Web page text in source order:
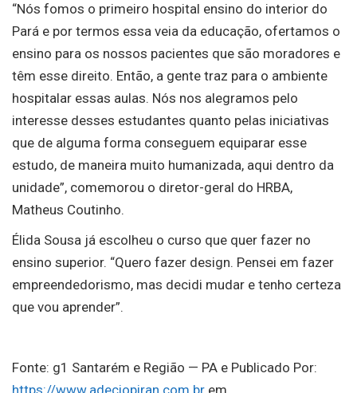
“Nós fomos o primeiro hospital ensino do interior do
Pará e por termos essa veia da educação, ofertamos o
ensino para os nossos pacientes que são moradores e
têm esse direito. Então, a gente traz para o ambiente
hospitalar essas aulas. Nós nos alegramos pelo
interesse desses estudantes quanto pelas iniciativas
que de alguma forma conseguem equiparar esse
estudo, de maneira muito humanizada, aqui dentro da
unidade”, comemorou o diretor-geral do HRBA,
Matheus Coutinho.
Élida Sousa já escolheu o curso que quer fazer no
ensino superior. “Quero fazer design. Pensei em fazer
empreendedorismo, mas decidi mudar e tenho certeza
que vou aprender”.
Fonte: g1 Santarém e Região — PA e Publicado Por: